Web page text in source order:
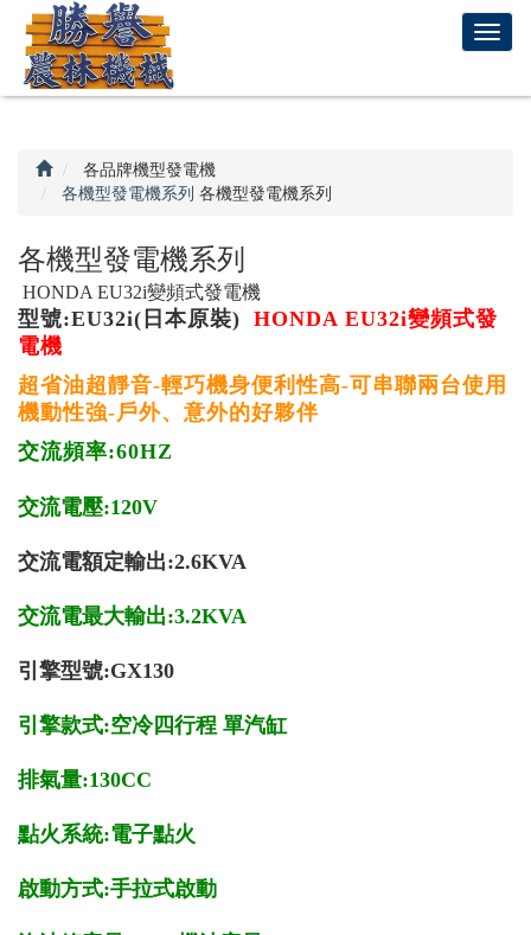
T
a
i
o
回
首
頁
各品牌機型發電機
各機型發電機系列 各機型發電機系列
各機型發電機系列
HONDA EU32i變頻式發電機
型號:EU32i(日本原裝) HONDA EU32i變頻式發
電機
超省油超靜音-輕巧機身便利性高-可串聯兩台使用
機動性強-戶外、意外的好夥伴
交流頻率:60HZ
交流電壓:120V
交流電額定輸出:2.6KVA
交流電最大輸出:3.2KVA
引擎型號:GX130
引擎款式:空冷四行程 單汽缸
排氣量:130CC
點火系統:電子點火
啟動方式:手拉式啟動